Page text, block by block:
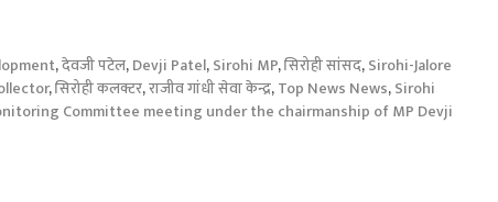
,देवजी पटेल,Devji Patel,Sirohi MP,सिरोही सांसद,Sirohi-Jalore
,सिरोही कलक्टर,राजीव गांधी सेवा केन्द्र,Top News News,Sirohi
Committee meeting under the chairmanship of MP Devji